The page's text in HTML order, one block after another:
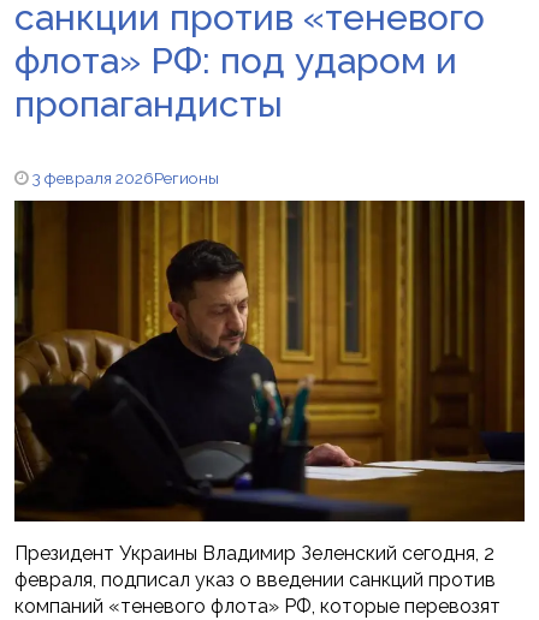
санкции против «теневого
флота» РФ: под ударом и
пропагандисты
3 февраля 2026Регионы
Президент Украины Владимир Зеленский сегодня, 2
февраля, подписал указ о введении санкций против
компаний «теневого флота» РФ, которые перевозят